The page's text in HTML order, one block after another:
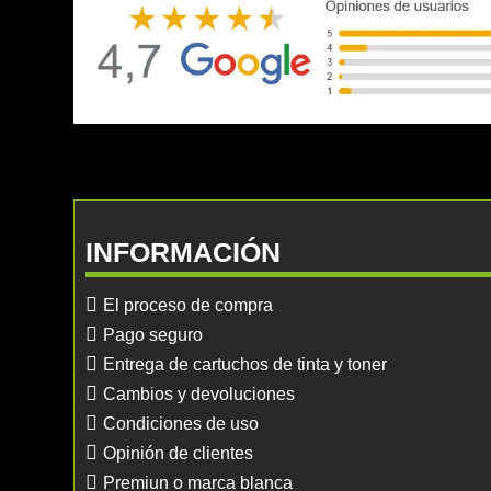
INFORMACIÓN
El proceso de compra
Pago seguro
Entrega de cartuchos de tinta y toner
Cambios y devoluciones
Condiciones de uso
Opinión de clientes
Premiun o marca blanca